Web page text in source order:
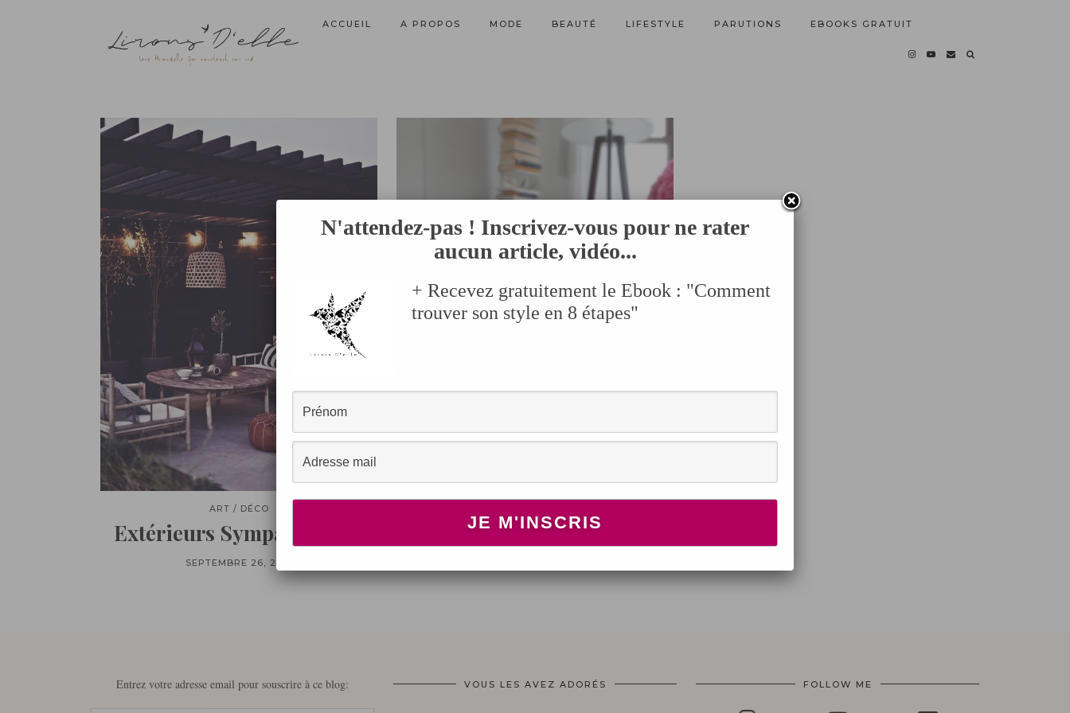
ACCUEIL A PROPOS MODE BEAUTÉ LIFESTYLE PARUTIONS EBOOKS GRATUIT
ART / DÉCO
Extérieurs Sympatiques ;)
SEPTEMBRE 26, 2013
De la lumière please
Entrez votre adresse email pour souscrire à ce blog: VOUS LES AVEZ ADORÉS FOLLOW ME
N'attendez-pas ! Inscrivez-vous pour ne rater
aucun article, vidéo...
+ Recevez gratuitement le Ebook : "Comment
trouver son style en 8 étapes"